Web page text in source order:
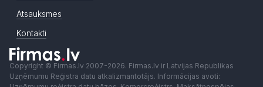
Atsauksmes
Kontakti
Copyright © Firmas.lv 2007-2026. Firmas.lv ir Latvijas Republikas
Uzņēmumu Reģistra datu atkalizmantotājs. Informācijas avoti: